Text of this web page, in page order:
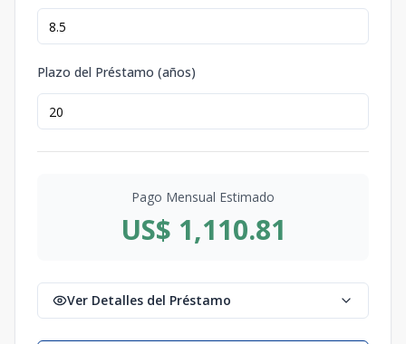
Plazo del Préstamo (años)
Pago Mensual Estimado
US$ 1,110.81
Ver Detalles del Préstamo